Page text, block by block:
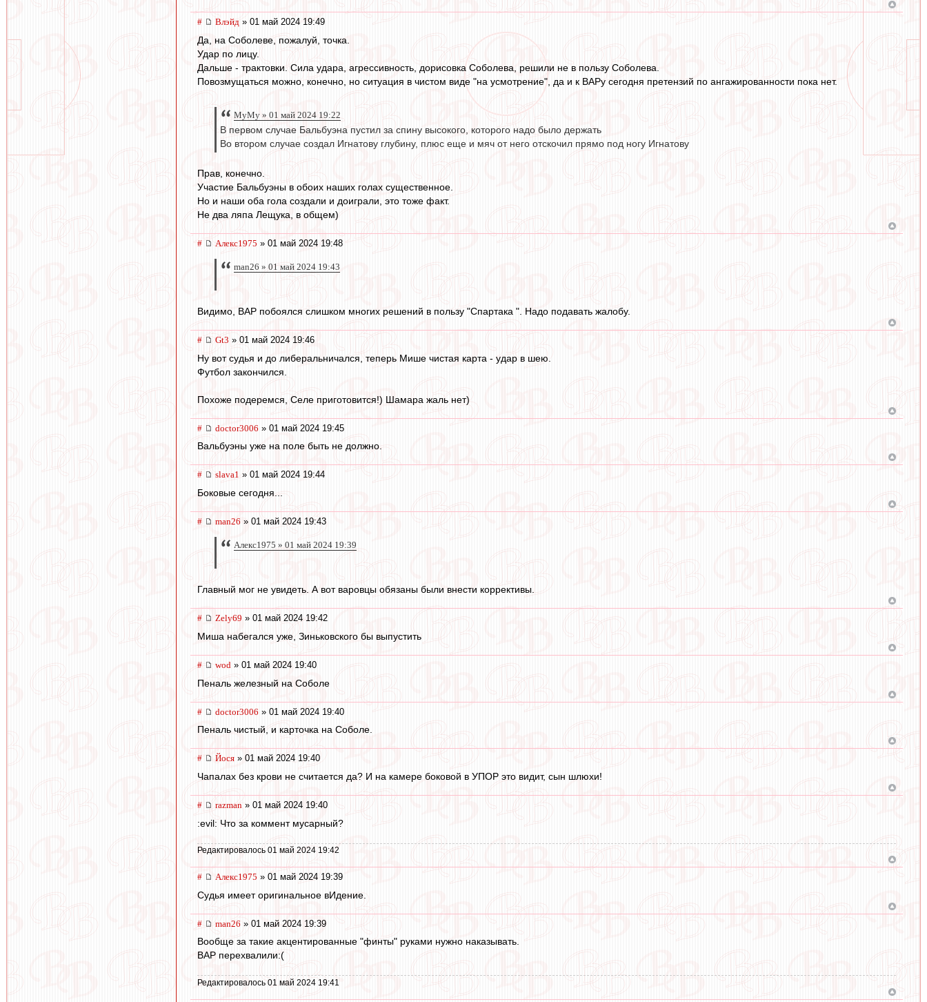
# Влэйд » 01 май 2024 19:49
Да, на Соболеве, пожалуй, точка.
Удар по лицу.
Дальше - трактовки. Сила удара, агрессивность, дорисовка Соболева, решили не в пользу Соболева.
Повозмущаться можно, конечно, но ситуация в чистом виде "на усмотрение", да и к ВАРу сегодня претензий по ангажированности пока нет.
МуМу » 01 май 2024 19:22
В первом случае Бальбуэна пустил за спину высокого, которого надо было держать
Во втором случае создал Игнатову глубину, плюс еще и мяч от него отскочил прямо под ногу Игнатову
Прав, конечно.
Участие Бальбуэны в обоих наших голах существенное.
Но и наши оба гола создали и доиграли, это тоже факт.
Не два ляпа Лещука, в общем)
# Алекс1975 » 01 май 2024 19:48
man26 » 01 май 2024 19:43
Видимо, ВАР побоялся слишком многих решений в пользу "Спартака ". Надо подавать жалобу.
# Gt3 » 01 май 2024 19:46
Ну вот судья и до либеральничался, теперь Мише чистая карта - удар в шею.
Футбол закончился.
Похоже подеремся, Селе приготовится!) Шамара жаль нет)
# doctor3006 » 01 май 2024 19:45
Вальбуэны уже на поле быть не должно.
# slava1 » 01 май 2024 19:44
Боковые сегодня...
# man26 » 01 май 2024 19:43
Алекс1975 » 01 май 2024 19:39
Главный мог не увидеть. А вот варовцы обязаны были внести коррективы.
# Zely69 » 01 май 2024 19:42
Миша набегался уже, Зиньковского бы выпустить
# wod » 01 май 2024 19:40
Пеналь железный на Соболе
# doctor3006 » 01 май 2024 19:40
Пеналь чистый, и карточка на Соболе.
# Йося » 01 май 2024 19:40
Чапалах без крови не считается да? И на камере боковой в УПОР это видит, сын шлюхи!
# razman » 01 май 2024 19:40
:evil: Что за коммент мусарный?
Редактировалось 01 май 2024 19:42
# Алекс1975 » 01 май 2024 19:39
Судья имеет оригинальное вИдение.
# man26 » 01 май 2024 19:39
Вообще за такие акцентированные "финты" руками нужно наказывать.
ВАР перехвалили:(
Редактировалось 01 май 2024 19:41